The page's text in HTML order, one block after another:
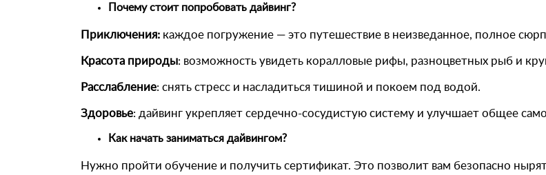
Почему стоит попробовать дайвинг?
Приключения: каждое погружение — это путешествие в неизведанное, полное
Красота природы: возможность увидеть коралловые рифы, разноцветных рыб и
Расслабление: снять стресс и насладиться тишиной и покоем под водой.
Здоровье: дайвинг укрепляет сердечно-сосудистую систему и улучшает общее
Как начать заниматься дайвингом?
Нужно пройти обучение и получить сертификат. Это позволит вам безопасно